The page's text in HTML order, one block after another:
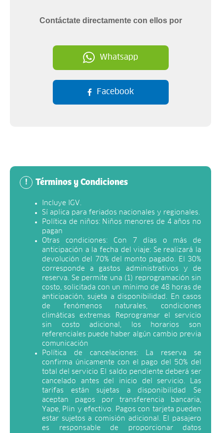
Contáctate directamente con ellos por
Whatsapp
Facebook
! Términos y Condiciones
Incluye IGV.
Sí aplica para feriados nacionales y regionales.
Política de niños: Niños menores de 4 años no
pagan
Otras condiciones: Con 7 días o más de
anticipación a la fecha del viaje: Se realizará la
devolución del 70% del monto pagado. El 30%
corresponde a gastos administrativos y de
reserva. Se permite una (1) reprogramación sin
costo, solicitada con un mínimo de 48 horas de
anticipación, sujeta a disponibilidad. En casos
de fenómenos naturales, condiciones
climáticas extremas Reprogramar el servicio
sin costo adicional, los horarios son
referenciales puede haber algún cambio previa
comunicación
Política de cancelaciones: La reserva se
confirma únicamente con el pago del 50% del
total del servicio El saldo pendiente deberá ser
cancelado antes del inicio del servicio. Las
tarifas están sujetas a disponibilidad Se
aceptan pagos por transferencia bancaria,
Yape, Plin y efectivo. Pagos con tarjeta pueden
estar sujetos a comisión adicional. El pasajero
es responsable de proporcionar datos